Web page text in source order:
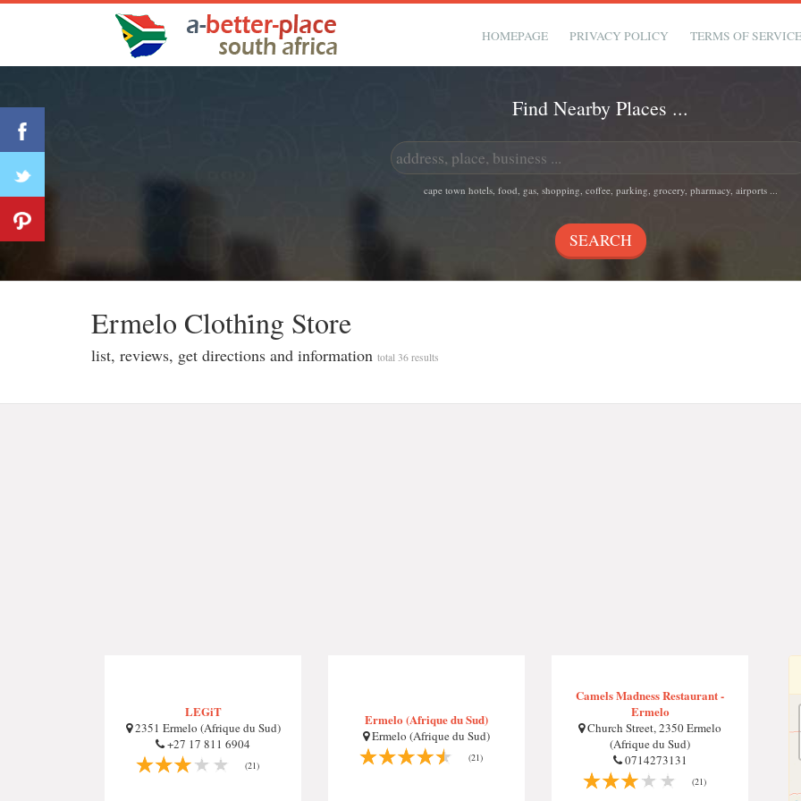
HOMEPAGE PRIVACY POLICY TERMS OF
Find Nearby Places ...
cape town hotels, food, gas, shopping, coffee, parking, grocery, pharmacy, airports ...
Ermelo Clothi̇ng Store
list, reviews, get directions and information total 36 results
LEGiT
2351 Ermelo (Afrique du Sud)
+27 17 811 6904
(21)
Ermelo (Afrique du Sud)
Ermelo (Afrique du Sud)
(21)
Camels Madness Restaurant -
Ermelo
Church Street, 2350 Ermelo
(Afrique du Sud)
0714273131
(21)